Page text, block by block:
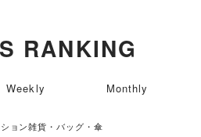
RANKING
ョン雑貨・バッグ・傘
Weekly Monthly